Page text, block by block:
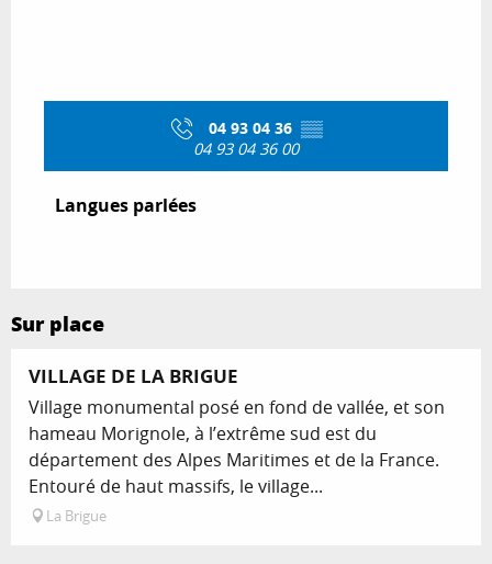
04 93 04 36 ▒▒
04 93 04 36 00
Langues parlées
Langues parlées
Sur place
VILLAGE DE LA BRIGUE
Village monumental posé en fond de vallée, et son
hameau Morignole, à l’extrême sud est du
département des Alpes Maritimes et de la France.
Entouré de haut massifs, le village...
La Brigue